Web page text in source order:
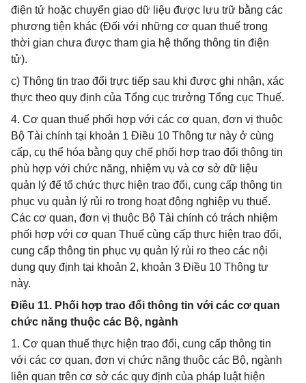
điện tử hoặc chuyển giao dữ liệu được lưu trữ bằng các
phương tiện khác (Đối với những cơ quan thuế trong
thời gian chưa được tham gia hệ thống thông tin điện
tử).
c) Thông tin trao đổi trực tiếp sau khi được ghi nhận, xác
thực theo quy định của Tổng cục trưởng Tổng cục Thuế.
4. Cơ quan thuế phối hợp với các cơ quan, đơn vị thuộc
Bộ Tài chính tại khoản 1 Điều 10 Thông tư này ở cùng
cấp, cụ thể hóa bằng quy chế phối hợp trao đổi thông tin
phù hợp với chức năng, nhiệm vụ và cơ sở dữ liệu
quản lý để tổ chức thực hiện trao đổi, cung cấp thông tin
phục vụ quản lý rủi ro trong hoạt động nghiệp vụ thuế.
Các cơ quan, đơn vị thuộc Bộ Tài chính có trách nhiệm
phối hợp với cơ quan Thuế cùng cấp thực hiện trao đổi,
cung cấp thông tin phục vụ quản lý rủi ro theo các nội
dung quy định tại khoản 2, khoản 3 Điều 10 Thông tư
này.
Điều 11. Phối hợp trao đổi thông tin với các cơ quan
chức năng thuộc các Bộ, ngành
1. Cơ quan thuế thực hiện trao đổi, cung cấp thông tin
với các cơ quan, đơn vị chức năng thuộc các Bộ, ngành
liên quan trên cơ sở các quy định của pháp luật hiện